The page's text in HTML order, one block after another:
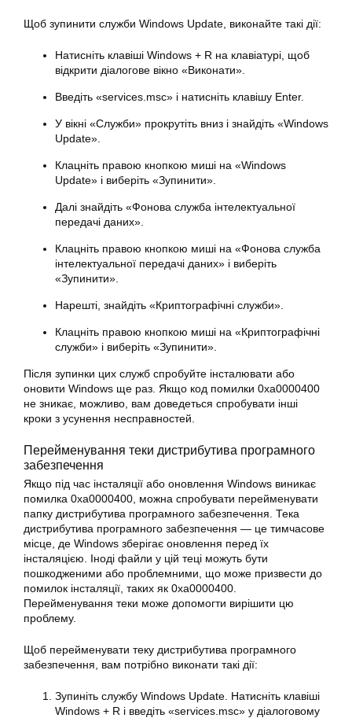
Щоб зупинити служби Windows Update, виконайте такі дії:
Натисніть клавіші Windows + R на клавіатурі, щоб
відкрити діалогове вікно «Виконати».
Введіть «services.msc» і натисніть клавішу Enter.
У вікні «Служби» прокрутіть вниз і знайдіть «Windows
Update».
Клацніть правою кнопкою миші на «Windows
Update» і виберіть «Зупинити».
Далі знайдіть «Фонова служба інтелектуальної
передачі даних».
Клацніть правою кнопкою миші на «Фонова служба
інтелектуальної передачі даних» і виберіть
«Зупинити».
Нарешті, знайдіть «Криптографічні служби».
Клацніть правою кнопкою миші на «Криптографічні
служби» і виберіть «Зупинити».
Після зупинки цих служб спробуйте інсталювати або
оновити Windows ще раз. Якщо код помилки 0xa0000400
не зникає, можливо, вам доведеться спробувати інші
кроки з усунення несправностей.
Перейменування теки дистрибутива програмного
забезпечення
Якщо під час інсталяції або оновлення Windows виникає
помилка 0xa0000400, можна спробувати перейменувати
папку дистрибутива програмного забезпечення. Тека
дистрибутива програмного забезпечення — це тимчасове
місце, де Windows зберігає оновлення перед їх
інсталяцією. Іноді файли у цій теці можуть бути
пошкодженими або проблемними, що може призвести до
помилок інсталяції, таких як 0xa0000400.
Перейменування теки може допомогти вирішити цю
проблему.
Щоб перейменувати теку дистрибутива програмного
забезпечення, вам потрібно виконати такі дії:
Зупиніть службу Windows Update. Натисніть клавіші
Windows + R і введіть «services.msc» у діалоговому